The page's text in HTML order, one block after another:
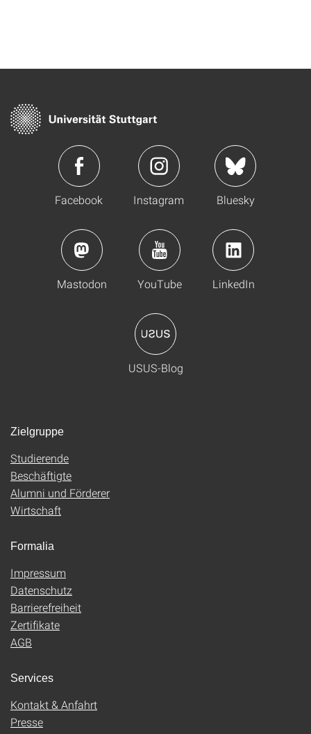
Facebook Instagram Bluesky
Mastodon YouTube LinkedIn
USUS-Blog
Zielgruppe
Studierende
Beschäftigte
Alumni und Förderer
Wirtschaft
Formalia
Impressum
Datenschutz
Barrierefreiheit
Zertifikate
AGB
Services
Kontakt & Anfahrt
Presse